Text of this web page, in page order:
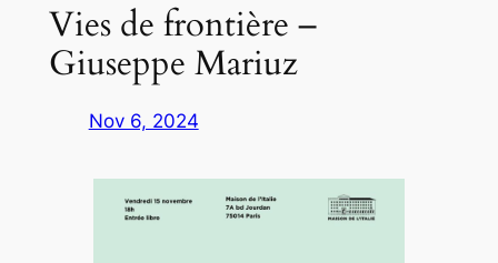
Vies de frontière –
Giuseppe Mariuz
Nov 6, 2024